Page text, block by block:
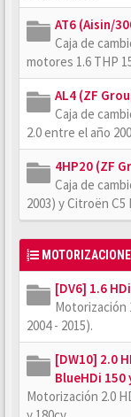
AT6 (Aisin/
Caja de
motores 1.6 THP
AL4 (ZF
Caja de
2.0 entre el año
4HP20 (ZF
Caja de
2003) y Citroën C5
[DV6] 1.6
Motorización
2004 - 2015).
[DW10] 2.0
BlueHDi 150
Motorización 2.0